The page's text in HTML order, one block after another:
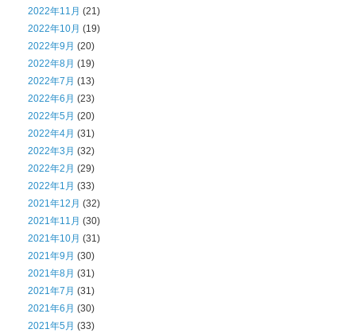
2022年11月 (21)
2022年10月 (19)
2022年9月 (20)
2022年8月 (19)
2022年7月 (13)
2022年6月 (23)
2022年5月 (20)
2022年4月 (31)
2022年3月 (32)
2022年2月 (29)
2022年1月 (33)
2021年12月 (32)
2021年11月 (30)
2021年10月 (31)
2021年9月 (30)
2021年8月 (31)
2021年7月 (31)
2021年6月 (30)
2021年5月 (33)